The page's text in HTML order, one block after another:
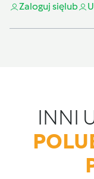
Zaloguj sięlub
INNI